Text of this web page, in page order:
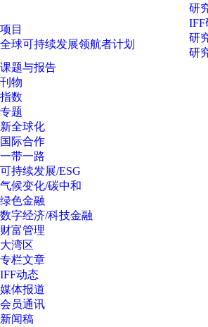
项目
全球可持续发展领航者计划
研
IFF
研
研
课题与报告
刊物
指数
专题
新全球化
国际合作
一带一路
可持续发展/ESG
气候变化/碳中和
绿色金融
数字经济/科技金融
财富管理
大湾区
专栏文章
IFF动态
媒体报道
会员通讯
新闻稿